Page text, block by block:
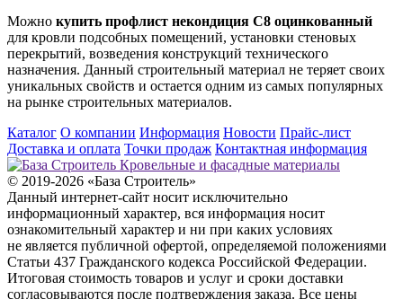
Можно купить профлист некондиция С8 оцинкованный
для кровли подсобных помещений, установки стеновых
перекрытий, возведения конструкций технического
назначения. Данный строительный материал не теряет своих
уникальных свойств и остается одним из самых популярных
на рынке строительных материалов.
Каталог О компании Информация Новости Прайс-лист
Доставка и оплата Точки продаж Контактная информация
Кровельные и фасадные материалы
© 2019-2026 «База Строитель»
Данный интернет-сайт носит исключительно
информационный характер, вся информация носит
ознакомительный характер и ни при каких условиях
не является публичной офертой, определяемой положениями
Статьи 437 Гражданского кодекса Российской Федерации.
Итоговая стоимость товаров и услуг и сроки доставки
согласовываются после подтверждения заказа. Все цены